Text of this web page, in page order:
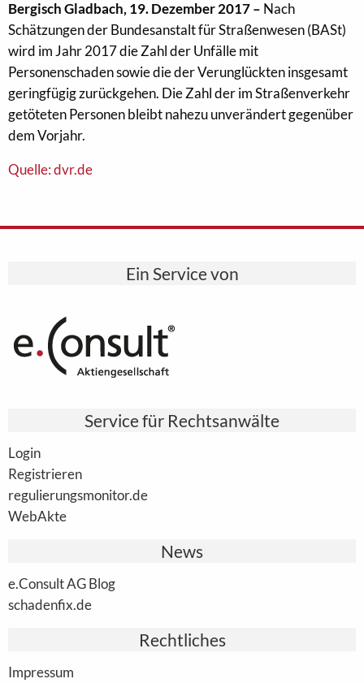
Bergisch Gladbach, 19. Dezember 2017 – Nach
Schätzungen der Bundesanstalt für Straßenwesen (BASt)
wird im Jahr 2017 die Zahl der Unfälle mit
Personenschaden sowie die der Verunglückten insgesamt
geringfügig zurückgehen. Die Zahl der im Straßenverkehr
getöteten Personen bleibt nahezu unverändert gegenüber
dem Vorjahr.
Quelle: dvr.de
Ein Service von
Service für Rechtsanwälte
Login
Registrieren
regulierungsmonitor.de
WebAkte
News
e.Consult AG Blog
schadenfix.de
Rechtliches
Impressum